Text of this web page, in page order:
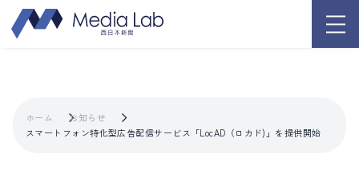
ホーム
お知らせ
スマートフォン特化型広告配信サービス「LocAD（ロカド)」を提供開始